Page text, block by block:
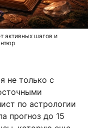
активных шагов и
не только с
по астрологии
прогноз до 15